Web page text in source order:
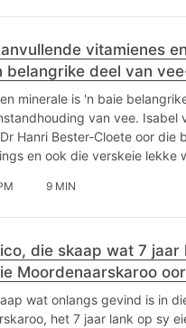
vitamienes
belangrike deel van
minerale is 'n baie
van vee. Isabel
Hanri Bester-Cloete oor die
en ook die verskeie lekke
9 MIN
die skaap wat 7 jaar
Moordenaarskaroo
wat onlangs gevind is in
het 7 jaar lank op sy